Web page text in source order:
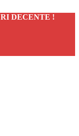
DECENTE !